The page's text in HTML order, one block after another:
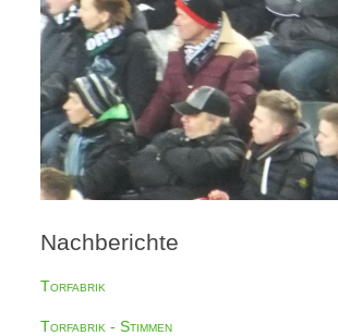
Nachberichte
Torfabrik
Torfabrik - Stimmen